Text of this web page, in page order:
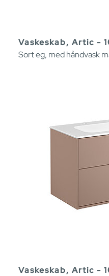
Vaskeskab, Artic -
Sort eg, med håndvask
Vaskeskab, Artic -